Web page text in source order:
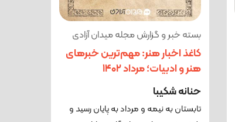
بسته خبر و گزارش مجله میدان آزادی
کاغذ اخبار هنر: مهم‌ترین خبرهای
هنر و ادبیات؛ مرداد ۱۴۰۲
حنانه شکیبا
تابستان به نیمه و مرداد به پایان رسید و